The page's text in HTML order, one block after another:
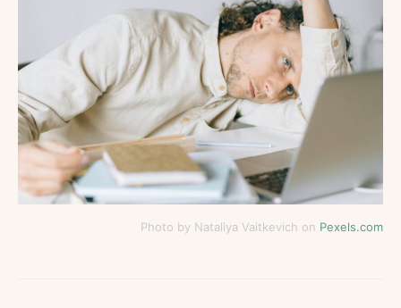
Photo by Nataliya Vaitkevich on Pexels.com